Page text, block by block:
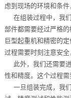
虑到现场的环境和条件
在组装过程中，我们
部件都需要经过严格
巨型起重机和精密的
过程需要时刻注意安
此外，我们还需要进
性和精度。这个过程需
一旦组装完成，我们